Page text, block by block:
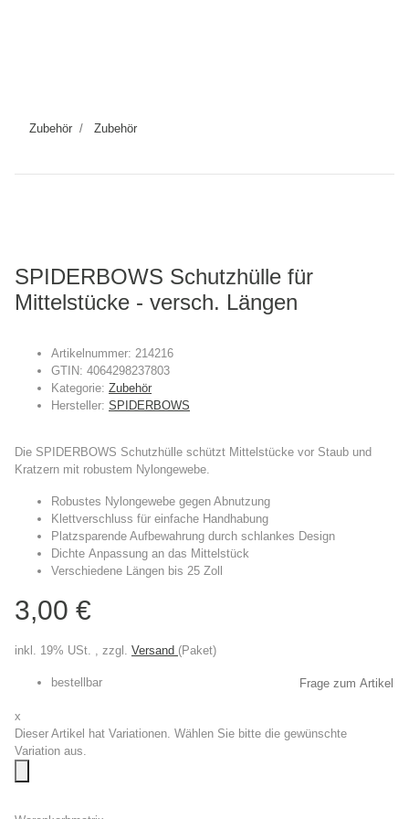
Zubehör Zubehör
SPIDERBOWS Schutzhülle für
Mittelstücke - versch. Längen
Artikelnummer: 214216
GTIN: 4064298237803
Kategorie: Zubehör
Hersteller: SPIDERBOWS
Die SPIDERBOWS Schutzhülle schützt Mittelstücke vor Staub und
Kratzern mit robustem Nylongewebe.
Robustes Nylongewebe gegen Abnutzung
Klettverschluss für einfache Handhabung
Platzsparende Aufbewahrung durch schlankes Design
Dichte Anpassung an das Mittelstück
Verschiedene Längen bis 25 Zoll
3,00 €
inkl. 19% USt. , zzgl. Versand (Paket)
bestellbar Frage zum Artikel
x
Dieser Artikel hat Variationen. Wählen Sie bitte die gewünschte
Variation aus.